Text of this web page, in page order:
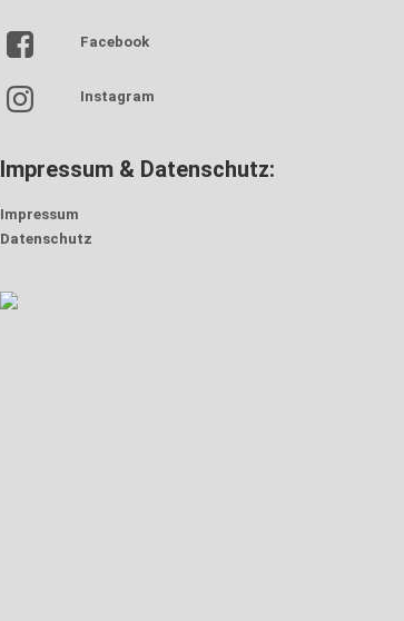
Facebook
Instagram
Impressum & Datenschutz:
Impressum
Datenschutz